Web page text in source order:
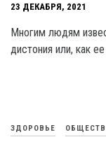
23 ДЕКАБРЯ, 2021
Многим людям
дистония или, как
ЗДОРОВЬЕ